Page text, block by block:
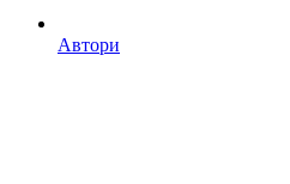
Автори